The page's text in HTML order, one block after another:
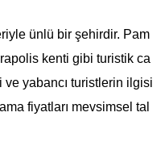
ünlü bir şehirdir. Pam
kenti gibi turistik ca
yabancı turistlerin ilgisi
fiyatları mevsimsel tal